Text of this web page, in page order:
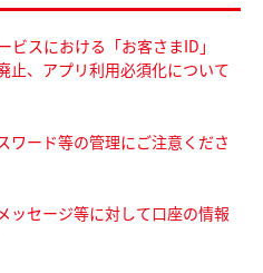
スにおける「お客さまID」
止、アプリ利用必須化について
ワード等の管理にご注意くださ
ッセージ等に対して口座の情報